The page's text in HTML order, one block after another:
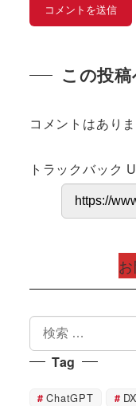
この投
コメントはありま
トラックバック
検
索
Tag
ChatGPT DX